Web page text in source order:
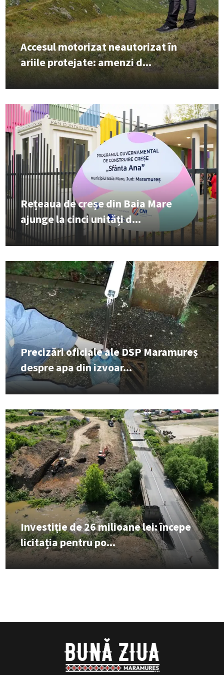
Accesul motorizat neautorizat în
ariile protejate: amenzi d...
Rețeaua de creșe din Baia Mare
ajunge la cinci unități d...
Precizări oficiale ale DSP Maramureș
despre apa din izvoar...
Investiție de 26 milioane lei: începe
licitația pentru po...